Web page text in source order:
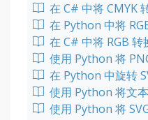
在 C# 中将 CMYK
在 Python 中将
在 C# 中将 RGB 转
使用 Python 将
在 Python 中旋转
使用 Python 将文
使用 Python 将